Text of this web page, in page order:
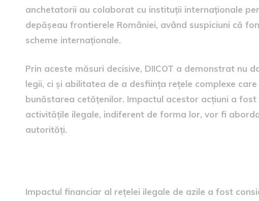
anchetatorii au colaborat cu instituții internaționale
depășeau frontierele României, având suspiciuni că
scheme internaționale.
Prin aceste măsuri decisive, DIICOT a demonstrat nu
legii, ci și abilitatea de a desființa rețele complexe
bunăstarea cetățenilor. Impactul acestor acțiuni a
activitățile ilegale, indiferent de forma lor, vor fi
autorități.
Impactul financiar al rețelei ilegale de azile a fost